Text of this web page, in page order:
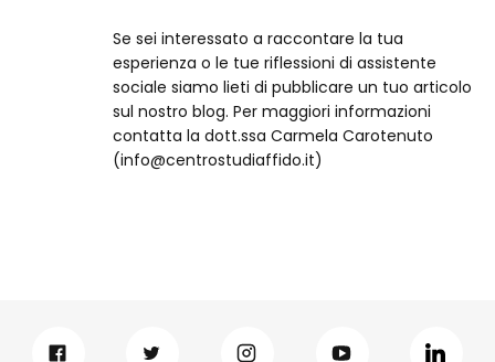
Se sei interessato a raccontare la tua
esperienza o le tue riflessioni di assistente
sociale siamo lieti di pubblicare un tuo articolo
sul nostro blog. Per maggiori informazioni
contatta la dott.ssa Carmela Carotenuto
(info@centrostudiaffido.it)